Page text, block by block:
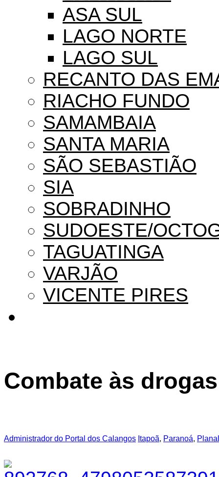
ASA SUL
LAGO NORTE
LAGO SUL
RECANTO DAS
RIACHO FUNDO
SAMAMBAIA
SANTA MARIA
SÃO SEBASTIÃO
SIA
SOBRADINHO
SUDOESTE/
TAGUATINGA
VARJÃO
VICENTE PIRES
Combate às drogas
Administrador do Portal dos Calangos Itapoã, Paranoá,